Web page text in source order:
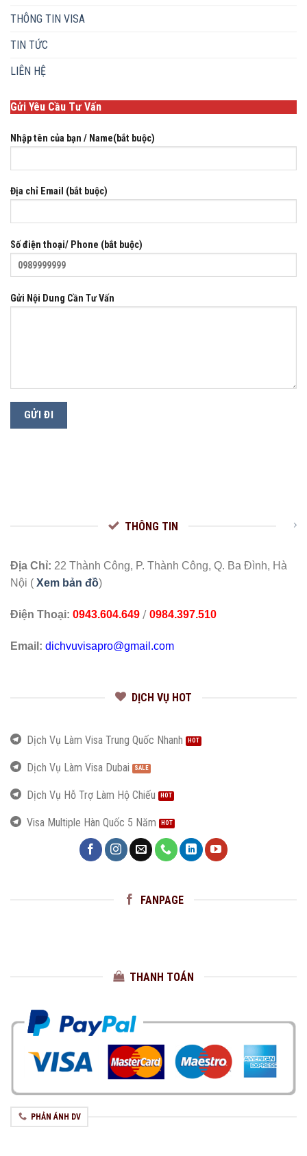
THÔNG TIN VISA
TIN TỨC
LIÊN HỆ
Gửi Yêu Cầu Tư Vấn
Nhập tên của bạn / Name(bắt buộc)
Địa chỉ Email (bắt buộc)
Số điện thoại/ Phone (bắt buộc)
Gửi Nội Dung Cần Tư Vấn
THÔNG TIN
Địa Chỉ: 22 Thành Công, P. Thành Công, Q. Ba Đình, Hà
Nội ( Xem bản đồ)
Điện Thoại: 0943.604.649 / 0984.397.510
Email: dichvuvisapro@gmail.com
DỊCH VỤ HOT
Dịch Vụ Làm Visa Trung Quốc Nhanh
Dịch Vụ Làm Visa Dubai
Dịch Vụ Hỗ Trợ Làm Hộ Chiếu
Visa Multiple Hàn Quốc 5 Năm
FANPAGE
THANH TOÁN
PHẢN ÁNH DV